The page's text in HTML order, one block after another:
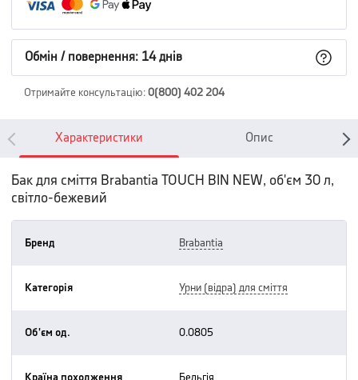
Обмін / повернення: 14 днів
Отримайте консультацію: 0(800) 402 204
Характеристики Опис
Бак для сміття Brabantia TOUCH BIN NEW, об'єм 30 л,
світло-бежевий
Бренд brabantia
Категорія урни (відра) для сміття
Об'єм од. 0.0805
Країна походження бельгія